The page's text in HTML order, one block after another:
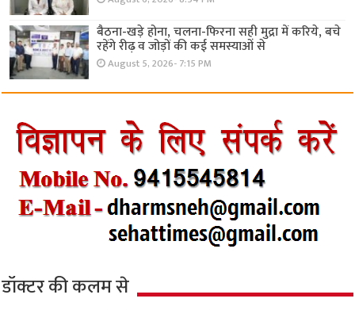
बैठना-खड़े होना, चलना-फिरना सही मुद्रा में करिये, बचे
रहेंगे रीढ़ व जोड़ों की कई समस्याओं से
August 5, 2026- 7:15 PM
डॉक्टर की कलम से